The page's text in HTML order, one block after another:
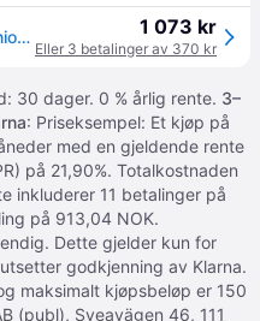
My Hood Basketball System Junior Pro 1 073 kr
Eller 3 betalinger av 370 kr
30 dager. 0 % årlig rente. 3–
: Priseksempel: Et kjøp på
med en gjeldende rente
på 21,90%. Totalkostnaden
inkluderer 11 betalinger på
på 913,04 NOK.
Dette gjelder kun for
godkjenning av Klarna.
maksimalt kjøpsbeløp er 150
(publ), Sveavägen 46, 111